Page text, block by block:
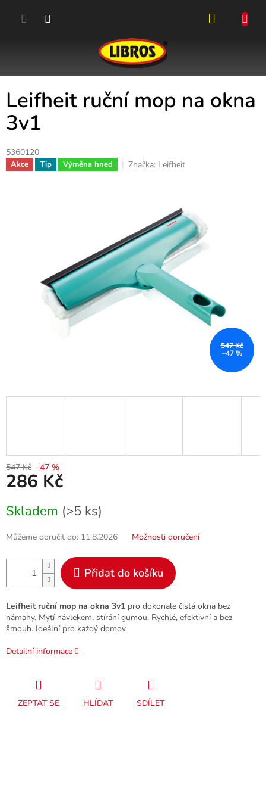
Leifheit ruční mop na okna
3v1
5360120
Akce Tip Výměna hned Značka: Leifheit
547 Kč
–47 %
547 Kč –47 %
286 Kč
cena:
Skladem (>5 ks)
Můžeme doručit do: 11.8.2026 Možnosti doručení
Přidat do košíku
Leifheit ruční mop na okna 3v1 pro dokonale čistá okna bez
námahy. Mytí návlekem, stírání gumou. Rychlé, efektivní a bez
šmouh. Ideální pro každý domov.
Detailní informace
ZEPTAT SE HLÍDAT SDÍLET